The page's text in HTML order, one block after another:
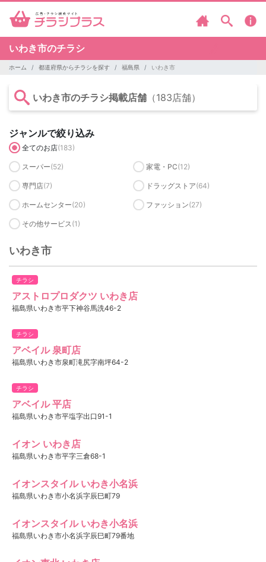
いわき市のチラシ
ホーム 都道府県からチラシを探す 福島県 いわき市
いわき市のチラシ掲載店舗 （183店舗）
ジャンルで絞り込み
全てのお店(183)
スーパー(52) 家電・PC(12)
専門店(7) ドラッグストア(64)
ホームセンター(20) ファッション(27)
その他サービス (1)
いわき市
チラシ
アストロプロダクツ いわき店
福島県いわき市平下神谷馬洗46-2
チラシ
アベイル 泉町店
福島県いわき市泉町滝尻字南坪64-2
チラシ
アベイル 平店
福島県いわき市平塩字出口91-1
イオン いわき店
福島県いわき市平字三倉68-1
イオンスタイル いわき小名浜
福島県いわき市小名浜字辰巳町79
イオンスタイル いわき小名浜
福島県いわき市小名浜字辰巳町79番地